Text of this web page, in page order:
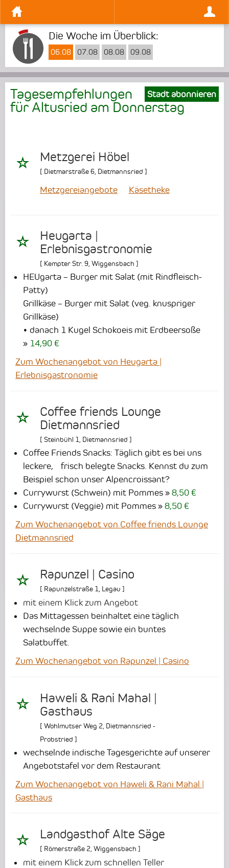
Die Woche im Überblick:
06.08 07.08 08.08 09.08
Stadt abonnieren
Tagesempfehlungen
für Altusried am Donnerstag
Metzgerei Höbel
[ Dietmarstraße 6, Dietmannsried ]
Metzgereiangebote Käsetheke
Heugarta |
Erlebnisgastronomie
[ Kempter Str. 9 Wiggensbach ]
HEUgarta – Burger mit Salat (mit Rindfleisch-
Patty)
Grillkäse – Burger mit Salat (veg. knuspriger
Grillkäse)
• danach 1 Kugel Schokoeis mit Erdbeersoße
14,90 €
Zum Wochenangebot von Heugarta |
Erlebnisgastronomie
Coffee friends Lounge
Dietmannsried
[ Steinbühl 1, Dietmannsried ]
Coffee Friends Snacks: Täglich gibt es bei uns
leckere, frisch belegte Snacks. Kennst du zum
Beispiel schon unser Alpencroissant?
Currywurst (Schwein) mit Pommes
8,50 €
Currywurst (Veggie) mit Pommes
8,50 €
Zum Wochenangebot von Coffee friends Lounge
Dietmannsried
Rapunzel | Casino
[ Rapunzelstraße 1, Legau ]
mit einem Klick zum Angebot
Das Mittagessen beinhaltet eine täglich
wechselnde Suppe sowie ein buntes
Salatbuffet.
Zum Wochenangebot von Rapunzel | Casino
Haweli & Rani Mahal |
Gasthaus
[ Wohlmutser Weg 2 Dietmannsried -
Probstried ]
wechselnde indische Tagesgerichte auf unserer
Angebotstafel vor dem Restaurant
Zum Wochenangebot von Haweli & Rani Mahal |
Gasthaus
Landgasthof Alte Säge
[ Römerstraße 2 Wiggensbach ]
mit einem Klick zum schnellen Teller